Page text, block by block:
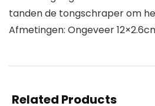
tanden de tongschraper om
Afmetingen: Ongeveer
Related Products